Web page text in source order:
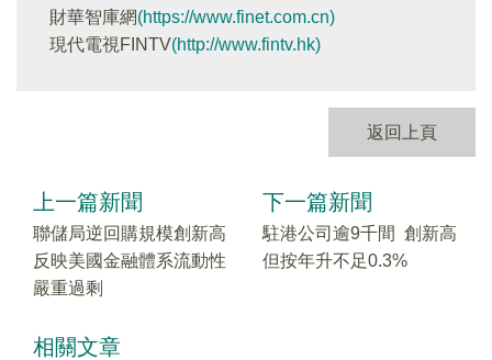
財華智庫網(https://www.finet.com.cn)
現代電視FINTV(http://www.fintv.hk)
返回上頁
上一篇新聞
聯儲局逆回購規模創新高
反映美國金融體系流動性
嚴重過剩
下一篇新聞
駐港公司逾9千間 創新高
但按年升不足0.3%
相關文章